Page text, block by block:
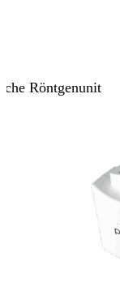
Röntgenunit